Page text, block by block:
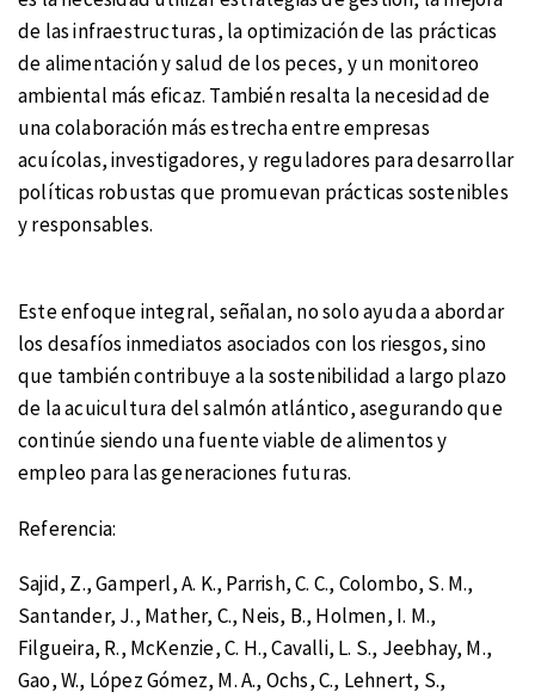
de las infraestructuras, la optimización de las prácticas
de alimentación y salud de los peces, y un monitoreo
ambiental más eficaz. También resalta la necesidad de
una colaboración más estrecha entre empresas
acuícolas, investigadores, y reguladores para desarrollar
políticas robustas que promuevan prácticas sostenibles
y responsables.
Este enfoque integral, señalan, no solo ayuda a abordar
los desafíos inmediatos asociados con los riesgos, sino
que también contribuye a la sostenibilidad a largo plazo
de la acuicultura del salmón atlántico, asegurando que
continúe siendo una fuente viable de alimentos y
empleo para las generaciones futuras.
Referencia:
Sajid, Z., Gamperl, A. K., Parrish, C. C., Colombo, S. M.,
Santander, J., Mather, C., Neis, B., Holmen, I. M.,
Filgueira, R., McKenzie, C. H., Cavalli, L. S., Jeebhay, M.,
Gao, W., López Gómez, M. A., Ochs, C., Lehnert, S.,